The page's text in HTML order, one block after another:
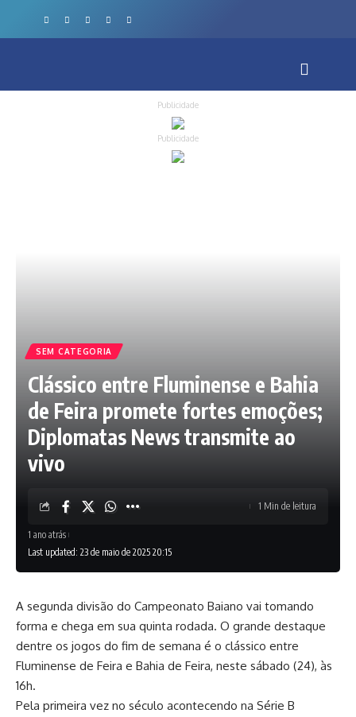
Publicidade
Publicidade
SEM CATEGORIA
Clássico entre Fluminense e Bahia
de Feira promete fortes emoções;
Diplomatas News transmite ao
vivo
Last updated: 23 de maio de 2025 20:15
1 ano atrás
1 Min de leitura
A segunda divisão do Campeonato Baiano vai tomando
forma e chega em sua quinta rodada. O grande destaque
dentre os jogos do fim de semana é o clássico entre
Fluminense de Feira e Bahia de Feira, neste sábado (24), às
16h.
Pela primeira vez no século acontecendo na Série B